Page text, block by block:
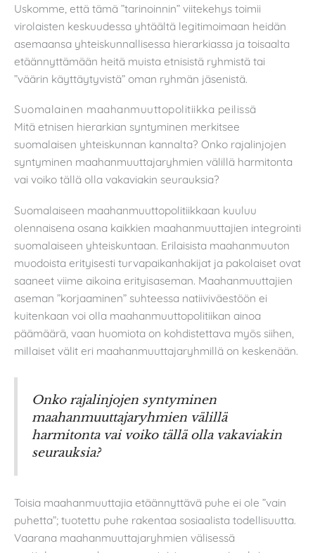
Uskomme, että tämä ”tarinoinnin” viitekehys toimii
virolaisten keskuudessa yhtäältä legitimoimaan heidän
asemaansa yhteiskunnallisessa hierarkiassa ja toisaalta
etäännyttämään heitä muista etnisistä ryhmistä tai
”väärin käyttäytyvistä” oman ryhmän jäsenistä.
Suomalainen maahanmuuttopolitiikka peilissä
Mitä etnisen hierarkian syntyminen merkitsee
suomalaisen yhteiskunnan kannalta? Onko rajalinjojen
syntyminen maahanmuuttajaryhmien välillä harmitonta
vai voiko tällä olla vakaviakin seurauksia?
Suomalaiseen maahanmuuttopolitiikkaan kuuluu
olennaisena osana kaikkien maahanmuuttajien integrointi
suomalaiseen yhteiskuntaan. Erilaisista maahanmuuton
muodoista erityisesti turvapaikanhakijat ja pakolaiset ovat
saaneet viime aikoina erityisaseman. Maahanmuuttajien
aseman ”korjaaminen” suhteessa natiiviväestöön ei
kuitenkaan voi olla maahanmuuttopolitiikan ainoa
päämäärä, vaan huomiota on kohdistettava myös siihen,
millaiset välit eri maahanmuuttajaryhmillä on keskenään.
Onko rajalinjojen syntyminen
maahanmuuttajaryhmien välillä
harmitonta vai voiko tällä olla vakaviakin
seurauksia?
Toisia maahanmuuttajia etäännyttävä puhe ei ole ”vain
puhetta”; tuotettu puhe rakentaa sosiaalista todellisuutta.
Vaarana maahanmuuttajaryhmien välisessä